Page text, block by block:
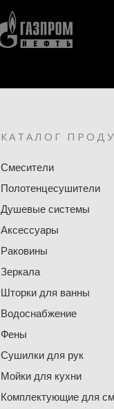
КАТАЛОГ
Смесители
Полотенцесушители
Душевые системы
Аксессуары
Раковины
Зеркала
Шторки для ванны
Водоснабжение
Фены
Сушилки для рук
Мойки для кухни
Комплектующие для